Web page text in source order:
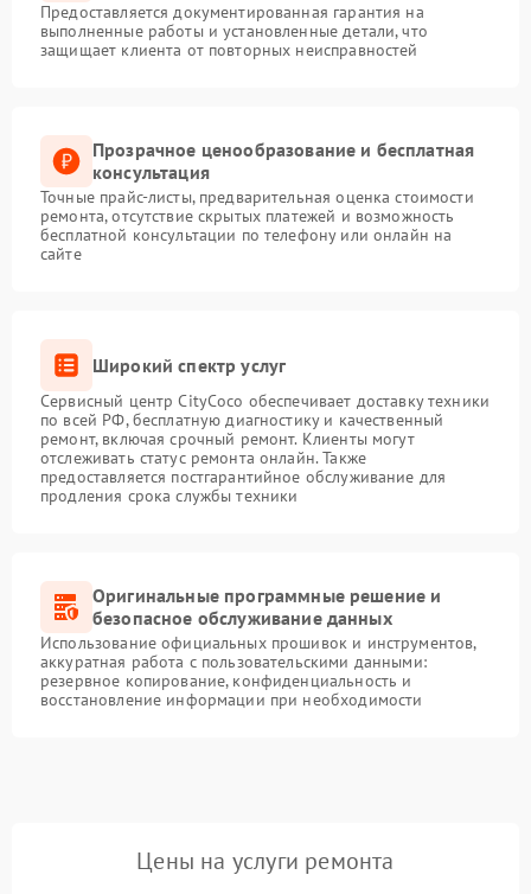
Предоставляется документированная гарантия на
выполненные работы и установленные детали, что
защищает клиента от повторных неисправностей
Прозрачное ценообразование и бесплатная
консультация
Точные прайс-листы, предварительная оценка стоимости
ремонта, отсутствие скрытых платежей и возможность
бесплатной консультации по телефону или онлайн на
сайте
Широкий спектр услуг
Сервисный центр CityCoco обеспечивает доставку техники
по всей РФ, бесплатную диагностику и качественный
ремонт, включая срочный ремонт. Клиенты могут
отслеживать статус ремонта онлайн. Также
предоставляется постгарантийное обслуживание для
продления срока службы техники
Оригинальные программные решение и
безопасное обслуживание данных
Использование официальных прошивок и инструментов,
аккуратная работа с пользовательскими данными:
резервное копирование, конфиденциальность и
восстановление информации при необходимости
Цены на услуги ремонта